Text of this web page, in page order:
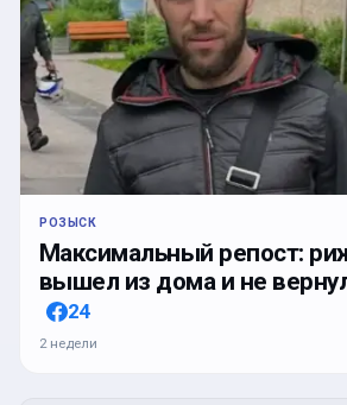
РОЗЫСК
Максимальный репост:
вышел из дома и не
24
2 недели